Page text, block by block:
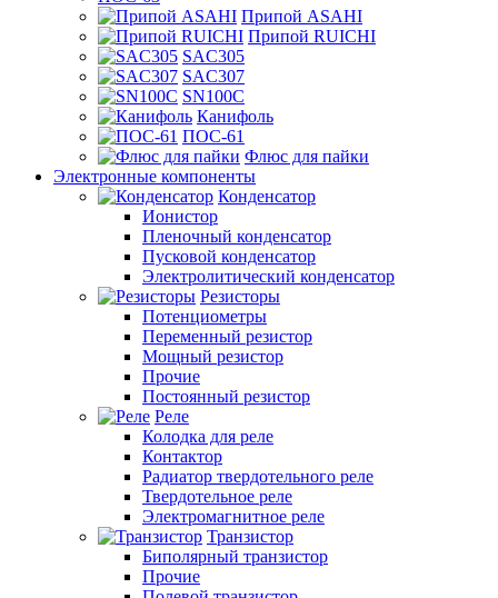
Припой ASAHI
Припой RUICHI
SAC305
SAC307
SN100C
Канифоль
ПОС-61
Флюс для пайки
Электронные компоненты
Конденсатор
Ионистор
Пленочный конденсатор
Пусковой конденсатор
Электролитический конденсатор
Резисторы
Потенциометры
Переменный резистор
Мощный резистор
Прочие
Постоянный резистор
Реле
Колодка для реле
Контактор
Радиатор твердотельного реле
Твердотельное реле
Электромагнитное реле
Транзистор
Биполярный транзистор
Прочие